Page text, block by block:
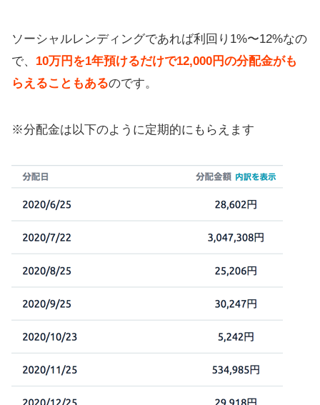
ソーシャルレンディングであれば利回り1%〜12%なの
で、 10万円を1年預けるだけで12,000円の分配金がも
らえることもあるのです。
※分配金は以下のように定期的にもらえます